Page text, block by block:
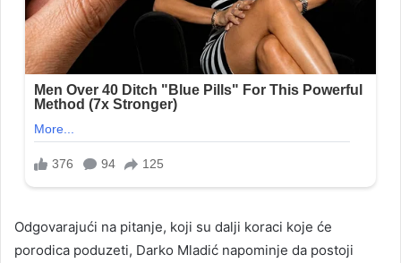
Odgovarajući na pitanje, koji su dalji koraci koje će
porodica poduzeti, Darko Mladić napominje da postoji